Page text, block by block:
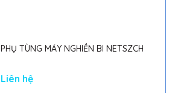
PHỤ TÙNG MÁY NGHIỀN BI NETSZCH
Liên hệ